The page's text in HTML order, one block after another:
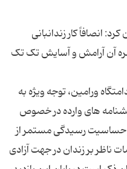
انصافاً کار زندانبانی
آن آرامش و آسایش تک تک
ورامین، توجه ویژه به
های وارده در خصوص
حساسیت رسیدگی مستمر از
ناظر بر زندان در جهت آزادی